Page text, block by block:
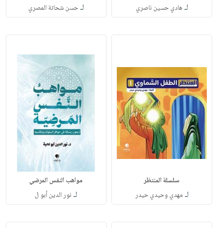
لـ هادي حسين ناصري لـحسن شحاتة المصري
سلسلة المنتظر
لـ مهدي وحيدي حيدر
مواهب النفس المرضي
لـ نور الدين أبو ل